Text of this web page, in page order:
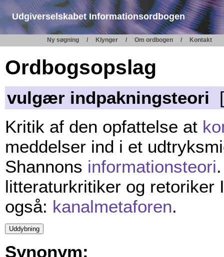
Udgiverselskabet Informationsordbogen
Ny søgning Klynger Om ordbogen Kontakt
Ordbogsopslag
vulgær indpakningsteori
Kritik af den opfattelse at
meddelser ind i et
Shannons informationsteori
litteraturkritiker og retoriker
også: kanalmetaforen.
Synonym: